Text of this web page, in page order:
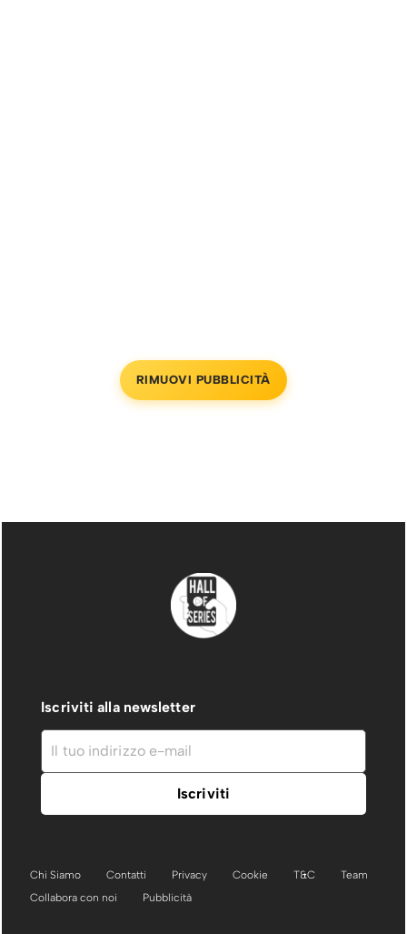
RIMUOVI PUBBLICITÀ
Iscriviti alla newsletter
Chi Siamo Contatti Privacy Cookie T&C
Team
Collabora con noi
Pubblicità